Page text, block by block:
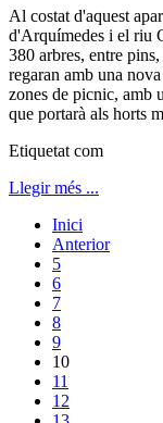
Al costat d'aquest
d'Arquímedes i el riu
380 arbres, entre
regaran amb una
zones de picnic, amb
que portarà als horts
Etiquetat com
Llegir més ...
Inici
Anterior
5
6
7
8
9
10
11
12